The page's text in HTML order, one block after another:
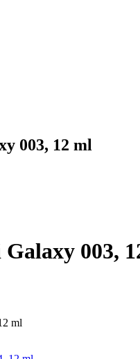
003, 12 ml
003,
ml